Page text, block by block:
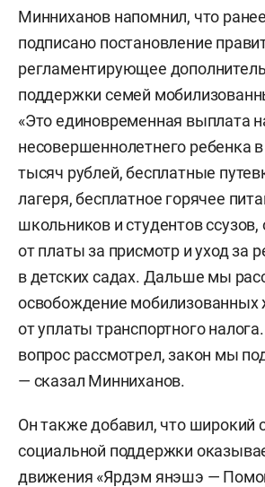
Минниханов напомнил, что
подписано постановление
регламентирующее
поддержки семей
«Это единовременная выплата
несовершеннолетнего ребенка
тысяч рублей, бесплатные
лагеря, бесплатное горячее
школьников и студентов
от платы за присмотр и уход за
в детских садах. Дальше мы
освобождение мобилизованных
от уплаты транспортного
вопрос рассмотрел, закон мы
— сказал Минниханов.
Он также добавил, что широкий
социальной поддержки
движения «Ярдэм янэшэ —